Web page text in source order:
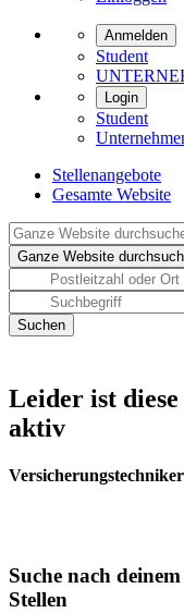
Anmelden
Student
Login
Student
Stellenangebote
Gesamte Website
Leider ist
aktiv
Suche nach
Stellen